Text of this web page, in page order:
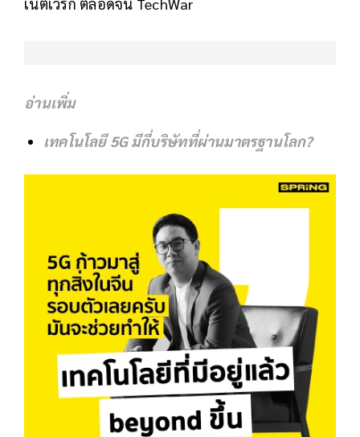
เน็ตเวิร์ก ตลอดจน TechWar
อ่านเพิ่ม
เทคโนโลยี 5G มีกี่บริษัทที่ผ่านมาตรฐานโลก?